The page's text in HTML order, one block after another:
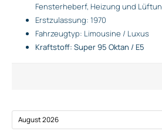
Fensterheberf, Heizung und
Erstzulassung: 1970
Fahrzeugtyp: Limousine / Luxus
Kraftstoff: Super 95 Oktan / E5